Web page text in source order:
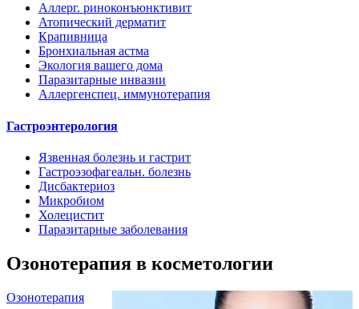
Аллерг. риноконъюнктивит
Атопический дерматит
Крапивница
Бронхиальная астма
Экология вашего дома
Паразитарные инвазии
Аллергенспец. иммунотерапия
Гастроэнтерология
Язвенная болезнь и гастрит
Гастроэзофагеальн. болезнь
Дисбактериоз
Микробиом
Холецистит
Паразитарные заболевания
Озонотерапия в косметологии
Озонотерапия